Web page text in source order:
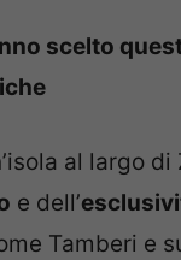
scelto
al largo di
e dell’
Tamberi e